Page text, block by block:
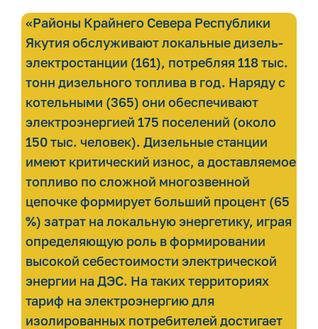
«Районы Крайнего Севера Республики
Якутия обслуживают локальные дизель-
электростанции (161), потребляя 118 тыс.
тонн дизельного топлива в год. Наряду с
котельными (365) они обеспечивают
электроэнергией 175 поселений (около
150 тыс. человек). Дизельные станции
имеют критический износ, а доставляемое
топливо по сложной многозвенной
цепочке формирует больший процент (65
%) затрат на локальную энергетику, играя
определяющую роль в формировании
высокой себестоимости электрической
энергии на ДЭС. На таких территориях
тариф на электроэнергию для
изолированных потребителей достигает